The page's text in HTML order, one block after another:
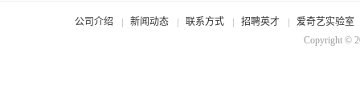
公司介绍 新闻动态 联系方式 招聘英才
爱奇艺实验室
Copyright ©